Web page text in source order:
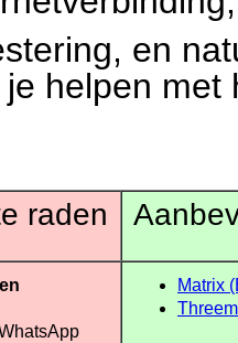
en
je helpen met
raden
Matrix